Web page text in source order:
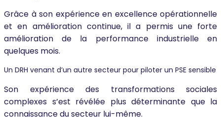
Grâce à son expérience en excellence opérationnelle
et en amélioration continue, il a permis une forte
amélioration de la performance industrielle en
quelques mois.
Un DRH venant d’un autre secteur pour piloter un PSE sensible
Son expérience des transformations sociales
complexes s’est révélée plus déterminante que la
connaissance du secteur lui-même.